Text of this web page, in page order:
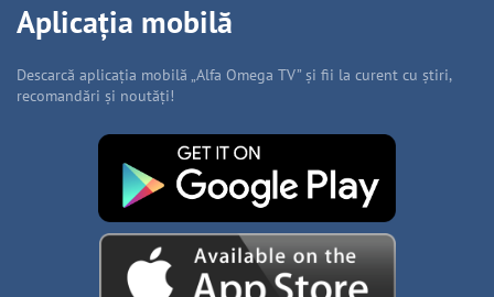
Aplicația mobilă
Descarcă aplicația mobilă „Alfa Omega TV” și fii la curent cu știri,
recomandări și noutăți!